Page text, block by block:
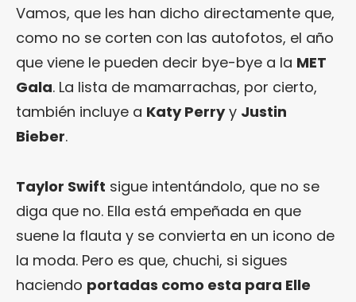
Vamos, que les han dicho directamente que,
como no se corten con las autofotos, el año
que viene le pueden decir bye-bye a la MET
Gala. La lista de mamarrachas, por cierto,
también incluye a Katy Perryy Justin
Bieber.
Taylor Swift sigue intentándolo, que no se
diga que no. Ella está empeñada en que
suene la flauta y se convierta en un icono de
la moda. Pero es que, chuchi, si sigues
haciendo portadas como esta para Elle